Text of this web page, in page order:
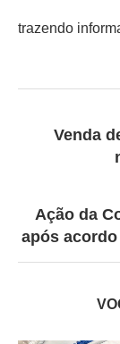
trazendo
Venda
Ação da
após